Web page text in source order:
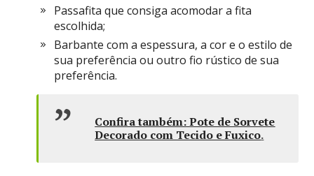
Passafita que consiga acomodar a fita
escolhida;
Barbante com a espessura, a cor e o estilo de
sua preferência ou outro fio rústico de sua
preferência.
Confira também: Pote de Sorvete
Decorado com Tecido e Fuxico.